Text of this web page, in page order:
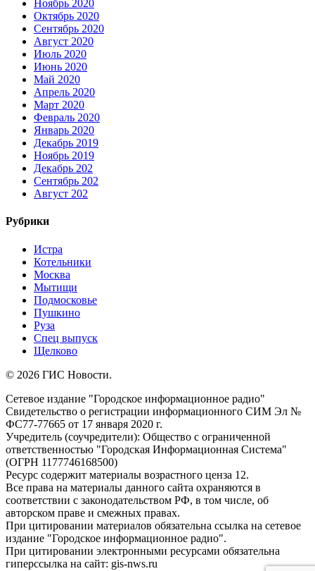
Ноябрь 2020
Октябрь 2020
Сентябрь 2020
Август 2020
Июль 2020
Июнь 2020
Май 2020
Апрель 2020
Март 2020
Февраль 2020
Январь 2020
Декабрь 2019
Ноябрь 2019
Декабрь 202
Сентябрь 202
Август 202
Рубрики
Истра
Котельники
Москва
Мытищи
Подмосковье
Пушкино
Руза
Спец выпуск
Щелково
© 2026 ГИС Новости.
Сетевое издание "Городское информационное радио"
Свидетельство о регистрации информационного СИМ Эл №
ФС77-77665 от 17 января 2020 г.
Учредитель (соучредители): Общество с ограниченной
ответственностью "Городская Информационная Система"
(ОГРН 1177746168500)
Ресурс содержит материалы возрастного ценза 12.
Все права на материалы данного сайта охраняются в
соответствии с законодательством РФ, в том числе, об
авторском праве и смежных правах.
При цитировании материалов обязательна ссылка на сетевое
издание "Городское информационное радио".
При цитировании электронными ресурсами обязательна
гиперссылка на сайт: gis-nws.ru